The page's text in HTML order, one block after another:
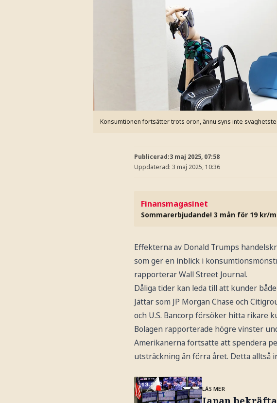
Konsumtionen fortsätter trots oron, ännu syns inte
Publicerad:3 maj 2025, 07:58
Uppdaterad: 3 maj 2025, 10:36
Finansmagasinet
Sommarerbjudande! 3 mån för 19 kr/
Effekterna av Donald Trumps
som ger en inblick i
rapporterar Wall Street Journal.
Dåliga tider kan leda till att kunder
Jättar som JP Morgan Chase och
och U.S. Bancorp försöker hitta rikare
Bolagen rapporterade högre vinster
Amerikanerna fortsatte att spendera
utsträckning än förra året. Detta alltså
LÄS MER